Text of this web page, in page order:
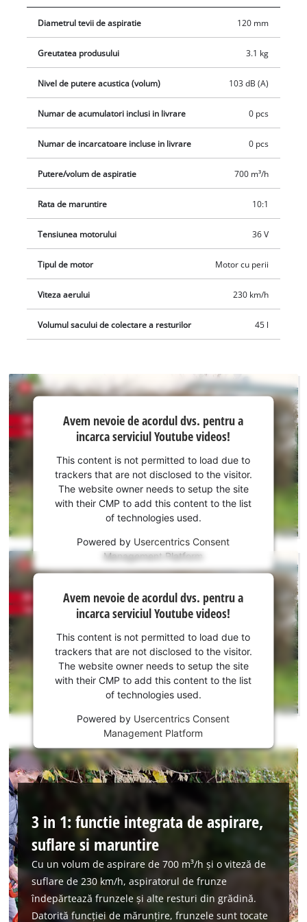
fereastră pentru controlul nivelului.
Diametrul tevii de aspiratie 120 mm
Greutatea produsului 3.1 kg
Nivel de putere acustica (volum) 103 dB (A)
Numar de acumulatori inclusi in livrare 0 pcs
Numar de incarcatoare incluse in livrare 0 pcs
Putere/volum de aspiratie 700 m³/h
Rata de maruntire 10:1
Tensiunea motorului 36 V
Tipul de motor Motor cu perii
Viteza aerului 230 km/h
Volumul sacului de colectare a resturilor 45 l
Avem
nevoie
de
pentru a
serviciul
Youtube!
This
content
is
not
permitted
to
load
due
to
trackers
that
are
disclosed
to
the
visitor.
The
website
owner
needs
to
setup
the
site
Avem nevoie de acordul dvs. pentru a
incarca serviciul Youtube videos!
This content is not permitted to load due to
trackers that are not disclosed to the visitor.
The website owner needs to setup the site
with their CMP to add this content to the list
of technologies used.
Powered by Usercentrics Consent
Management Platform
Avem
nevoie
de
pentru a
serviciul
Youtube!
content
is
not
permitted
to
load
due
to
trackers
that
are
not
Avem nevoie de acordul dvs. pentru a
incarca serviciul Youtube videos!
This content is not permitted to load due to
trackers that are not disclosed to the visitor.
The website owner needs to setup the site
with their CMP to add this content to the list
of technologies used.
Powered by Usercentrics Consent
Management Platform
3 in 1: functie integrata de aspirare,
suflare si maruntire
Cu un volum de aspirare de 700 m³/h și o viteză de
suflare de 230 km/h, aspiratorul de frunze
îndepărtează frunzele și alte resturi din grădină.
Datorită funcției de mărunțire, frunzele sunt tocate